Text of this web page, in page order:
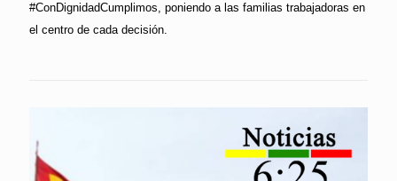
#ConDignidadCumplimos, poniendo a las familias trabajadoras en
el centro de cada decisión.